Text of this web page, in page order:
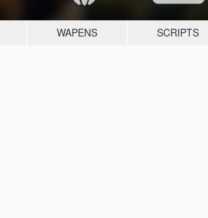
WAPENS SCRIPTS